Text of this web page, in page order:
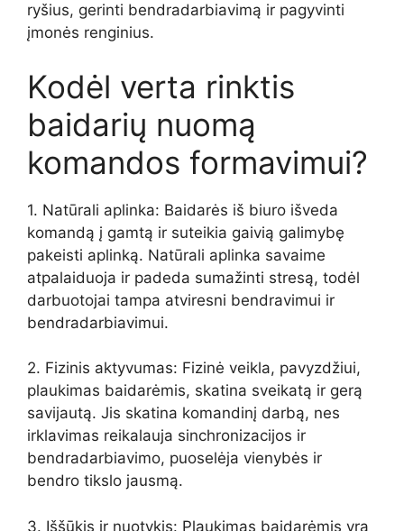
ryšius, gerinti bendradarbiavimą ir pagyvinti
įmonės renginius.
Kodėl verta rinktis
baidarių nuomą
komandos formavimui?
1. Natūrali aplinka: Baidarės iš biuro išveda
komandą į gamtą ir suteikia gaivią galimybę
pakeisti aplinką. Natūrali aplinka savaime
atpalaiduoja ir padeda sumažinti stresą, todėl
darbuotojai tampa atviresni bendravimui ir
bendradarbiavimui.
2. Fizinis aktyvumas: Fizinė veikla, pavyzdžiui,
plaukimas baidarėmis, skatina sveikatą ir gerą
savijautą. Jis skatina komandinį darbą, nes
irklavimas reikalauja sinchronizacijos ir
bendradarbiavimo, puoselėja vienybės ir
bendro tikslo jausmą.
3. Iššūkis ir nuotykis: Plaukimas baidarėmis yra